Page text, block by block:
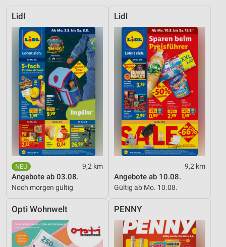
Lidl
9,2 km
Angebote ab 03.08.
Noch morgen gültig
Lidl
9,2 km
Angebote ab 10.08.
Gültig ab Mo. 10.08.
Opti Wohnwelt PENNY